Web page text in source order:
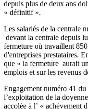
depuis plus de deux ans
« définitif ».
Les salariés de la centrale
devant la centrale depuis
fermeture où travaillent
d'entreprises prestataires.
que « la fermeture aurait
emplois et sur les revenus
Engagement numéro 41
l’exploitation de la
accolée à l’ « achèvement